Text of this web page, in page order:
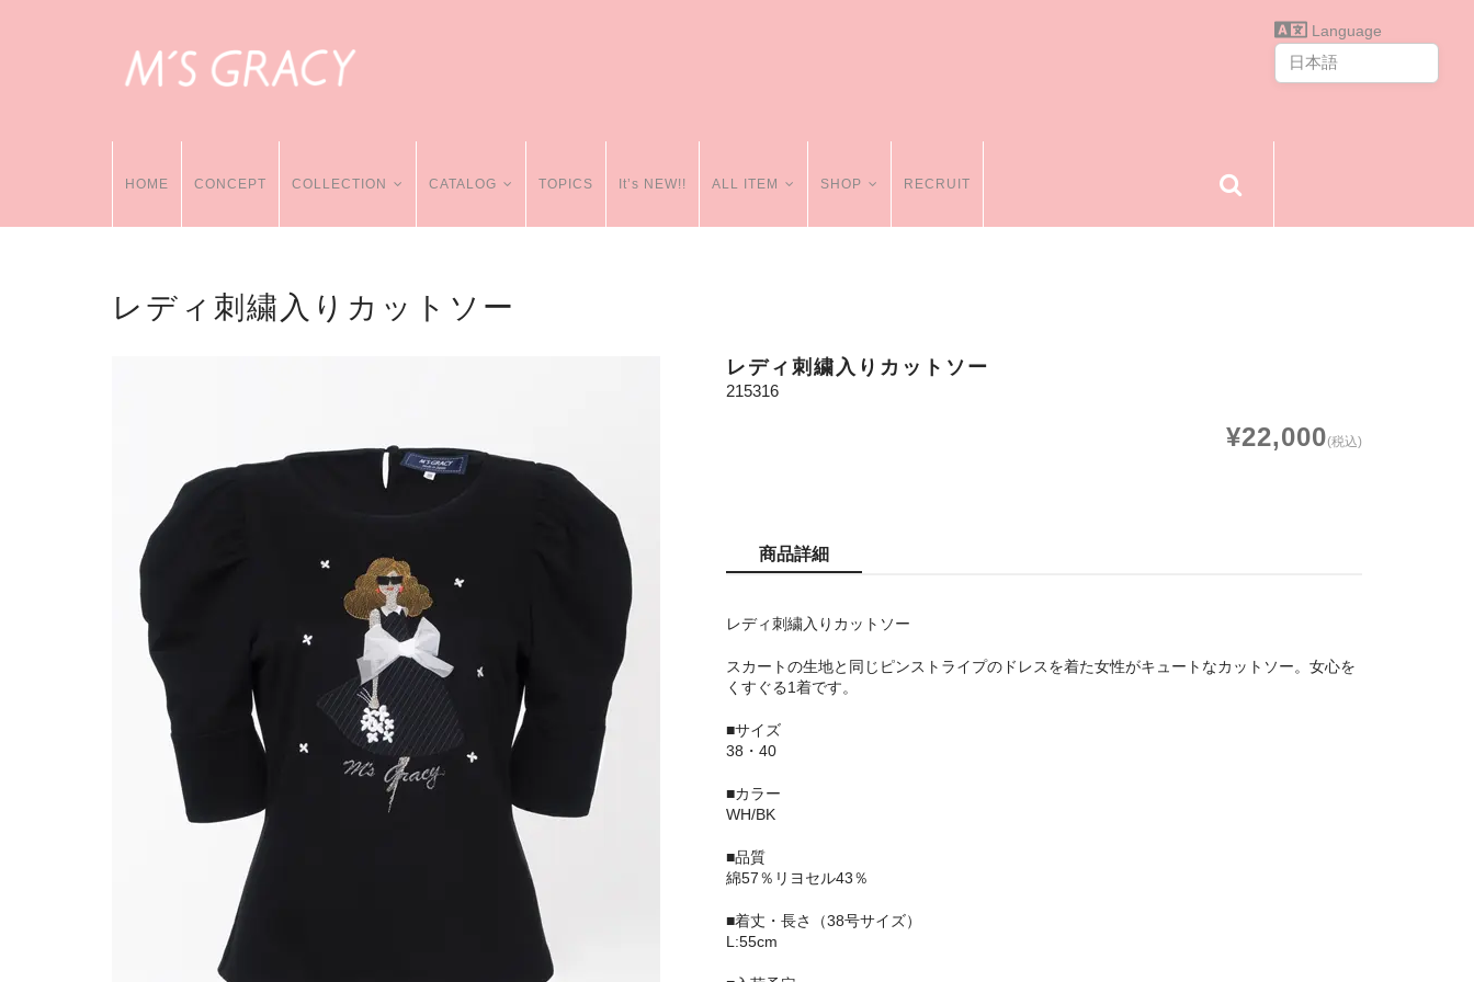
Language
HOME CONCEPT COLLECTION CATALOG TOPICS It’s NEW!! ALL ITEM SHOP RECRUIT
レディ刺繍入りカットソー
レディ刺繍入りカットソー
215316
¥22,000(税込)
商品詳細
レディ刺繍入りカットソー
スカートの生地と同じピンストライプのドレスを着た女性がキュートなカットソー。女心を
くすぐる1着です。
■サイズ
38・40
■カラー
WH/BK
■品質
綿57％リヨセル43％
■着丈・長さ（38号サイズ）
L:55cm